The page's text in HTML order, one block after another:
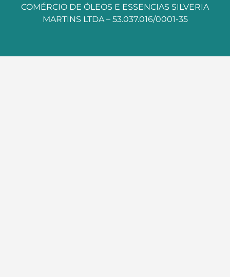
COMÉRCIO DE ÓLEOS E ESSENCIAS SILVERIA
MARTINS LTDA – 53.037.016/0001-35